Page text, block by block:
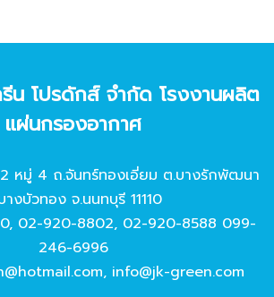
น โปรดักส์ จํากัด โรงงานผลิต
แผ่นกรองอากาศ
หมู่ 4 ถ.จันทร์ทองเอี่ยม ต.บางรักพัฒนา
างบัวทอง จ.นนทบุรี 11110
, 02-920-8802, 02-920-8588 099-
246-6996
, info@jk-green.com